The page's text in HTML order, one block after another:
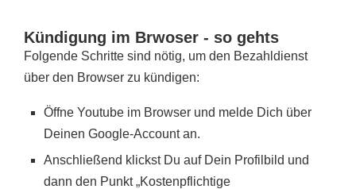
Kündigung im Brwoser - so gehts
Folgende Schritte sind nötig, um den Bezahldienst
über den Browser zu kündigen:
Öffne Youtube im Browser und melde Dich über
Deinen Google-Account an.
Anschließend klickst Du auf Dein Profilbild und
dann den Punkt „Kostenpflichtige